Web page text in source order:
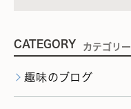
CATEGORY カテゴリー
趣味のブログ